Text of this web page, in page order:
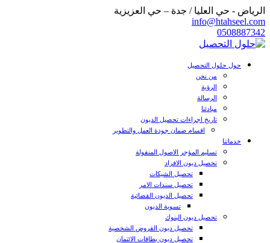
الرياض - حي العليا / جدة – حي العزيزية
info@htahseel.com
0508887342
حول حلول التحصيل
من نحن
الرؤية
الرسالة
مبادئنا
تاريخ اجراءات تحصيل الديون
اقسام ضمان جودة العمل والتطوير
خدماتنا
تسليم المؤجر الاصول المنقولة
تحصيل ديون الافراد
تحصيل الشيكات
تحصيل سندات الامر
تحصيل الديون القضائية
تسوية الديون
تحصيل ديون البنوك
تحصيل ديون القروض الشخصية
تحصيل ديون بطاقات الائتمان